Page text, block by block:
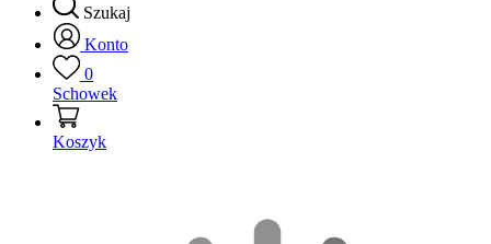
Szukaj
Konto
0
Schowek
Koszyk